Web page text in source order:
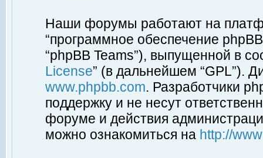
Наши форумы работают на
“программное обеспечение
“phpBB Teams”), выпущенной в
License” (в дальнейшем “GPL”).
www.phpbb.com. Разработчики
поддержку и не несут
форуме и действия
можно ознакомиться на http://